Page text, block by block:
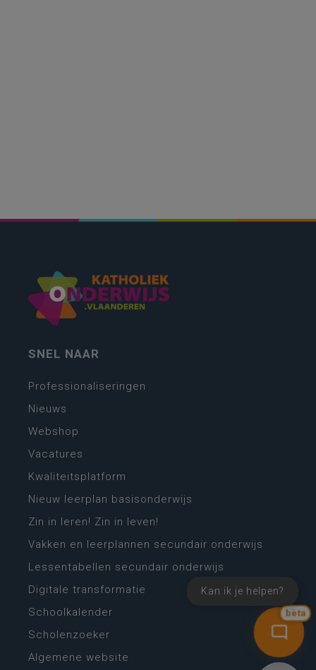
bèta
Kan ik je helpen?
SNEL NAAR
Professionaliseringen
Nieuws
Webshop
Vacatures
Kwaliteitsplatform
Nieuw leerplan basisonderwijs
Zin in leren! Zin in leven!
Vakken en leerplannen secundair onderwijs
Lessentabellen secundair onderwijs
Digitale transformatie
Schoolkalender
Scholenzoeker
Algemene website